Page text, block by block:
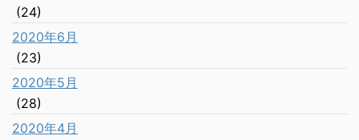
(24)
2020年6月
(23)
2020年5月
(28)
2020年4月